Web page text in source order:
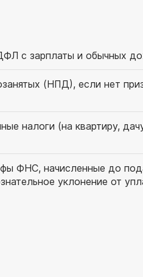
с зарплаты и обычных
(НПД), если нет
налоги (на квартиру,
ФНС, начисленные до
уклонение от